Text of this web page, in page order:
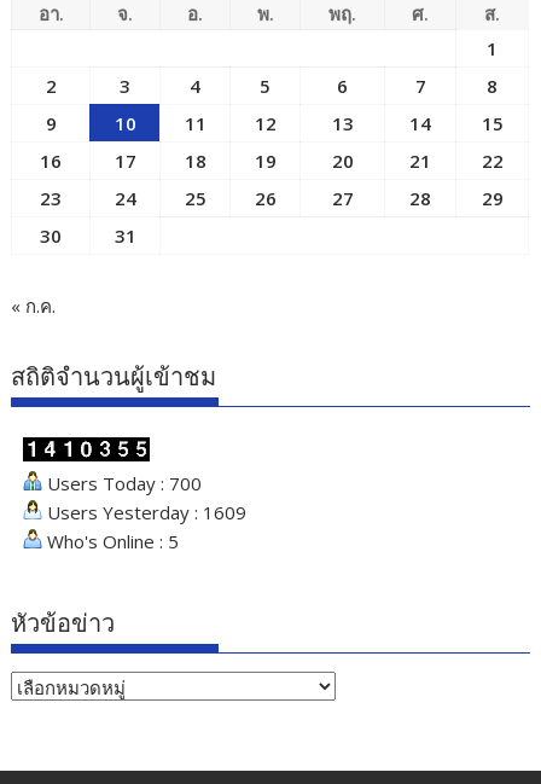
อา. จ. อ. พ. พฤ. ศ.
ส.
1
2
3 4 5 6 7
8
9
10 11 12 13 14
15
16
17 18 19 20 21
22
23
24 25 26 27 28
29
30
31
« ก.ค.
สถิติจำนวนผู้เข้าชม
Users Today : 700
Users Yesterday : 1609
Who's Online : 5
หัวข้อข่าว
หัวข้อ